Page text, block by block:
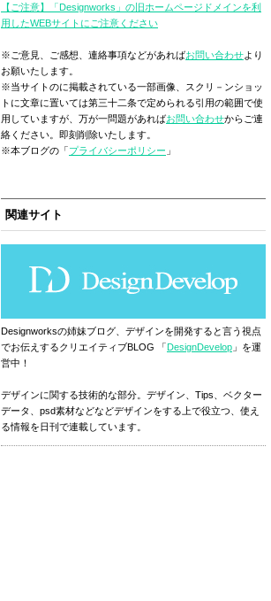
【ご注意】「Designworks」の旧ホームページドメインを利
用したWEBサイトにご注意ください
※ご意見、ご感想、連絡事項などがあればお問い合わせより
お願いたします。
※当サイトのに掲載されている一部画像、スクリ－ンショッ
トに文章に置いては第三十二条で定められる引用の範囲で使
用していますが、万が一問題があればお問い合わせからご連
絡ください。即刻削除いたします。
※本ブログの「プライバシーポリシー 」
関連サイト
Designworksの姉妹ブログ、デザインを開発すると言う視点
でお伝えするクリエイティブBLOG 「DesignDevelop 」を運
営中！
デザインに関する技術的な部分。デザイン、Tips、ベクター
データ、psd素材などなどデザインをする上で役立つ、使え
る情報を日刊で連載しています。